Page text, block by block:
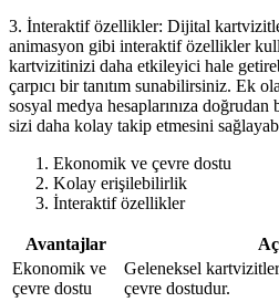
3. İnteraktif özellikler: Dijital
animasyon gibi interaktif özellikler
kartvizitinizi daha etkileyici hale
çarpıcı bir tanıtım sunabilirsiniz. Ek
sosyal medya hesaplarınıza
sizi daha kolay takip etmesini
Ekonomik ve çevre dostu
Kolay erişilebilirlik
İnteraktif özellikler
Avantajlar
Ekonomik ve
çevre dostu
Geleneksel
çevre dostudur.